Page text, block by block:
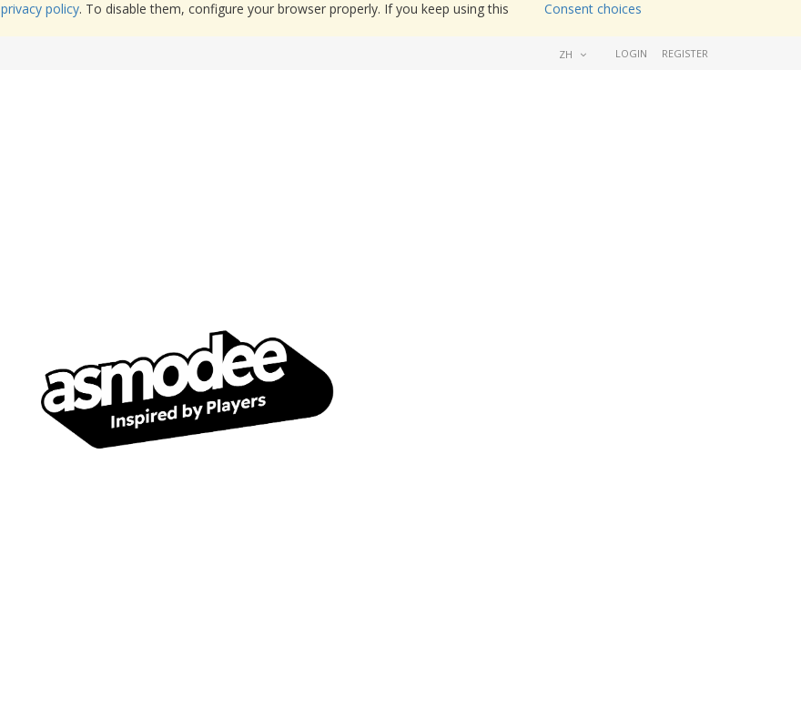
privacy policy. To disable them, configure your browser properly. If you keep using this
Consent choices
ZH LOGIN REGISTER